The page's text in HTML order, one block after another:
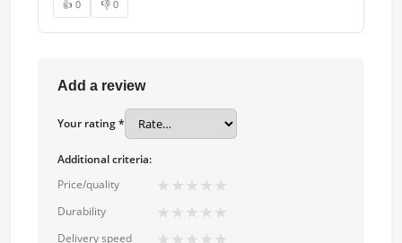
👍 0 👎 0
Add a review
Your rating *
Additional criteria:
Price/quality
★ ★ ★ ★ ★
Durability ★ ★ ★ ★ ★
Delivery speed ★ ★ ★ ★ ★